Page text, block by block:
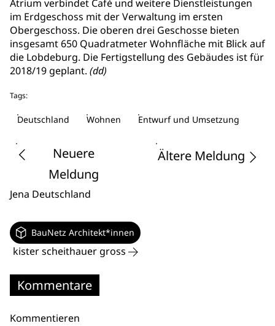
Atrium verbindet Café und weitere Dienstleistungen
im Erdgeschoss mit der Verwaltung im ersten
Obergeschoss. Die oberen drei Geschosse bieten
insgesamt 650 Quadratmeter Wohnfläche mit Blick auf
die Lobdeburg. Die Fertigstellung des Gebäudes ist für
2018/19 geplant. (dd)
Tags:
Deutschland Wohnen Entwurf und Umsetzung
Neuere
Meldung
Ältere Meldung
Jena Deutschland
BauNetz Architekt*innen
kister scheithauer gross
Kommentare
Kommentieren